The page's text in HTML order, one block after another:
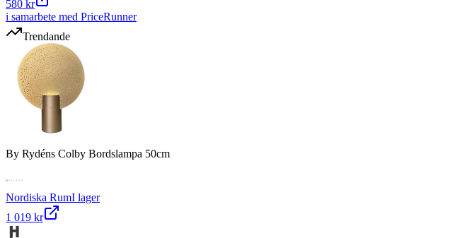
580 kr
i samarbete med PriceRunner
Trendande
By Rydéns Colby Bordslampa 50cm
Nordiska RumI lager
1 019 kr